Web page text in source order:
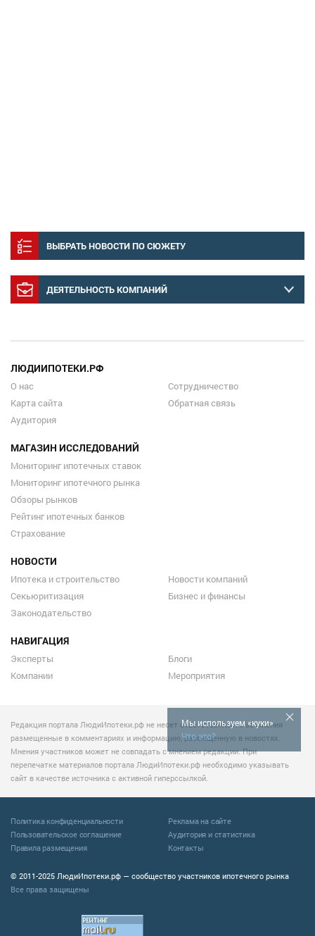
ВЫБРАТЬ НОВОСТИ ПО СЮЖЕТУ
ДЕЯТЕЛЬНОСТЬ КОМПАНИЙ
Мы используем «куки»
Что это?
ЛЮДИИПОТЕКИ.РФ
О нас
Карта сайта
Аудитория
Сотрудничество
Обратная связь
МАГАЗИН ИССЛЕДОВАНИЙ
Мониторинг ипотечных ставок
Мониторинг ипотечного рынка
Обзоры рынков
Рейтинг ипотечных банков
Страхование
НОВОСТИ
Ипотека и строительство
Секьюритизация
Законодательство
Новости компаний
Бизнес и финансы
НАВИГАЦИЯ
Эксперты
Компании
Блоги
Мероприятия
Редакция портала ЛюдиИпотеки.рф не несет ответственности за мнения
размещенные в комментариях и информацию, размещенную в новостях.
Мнения участников может не совпадать с мнением редакции. При
перепечатке материалов портала ЛюдиИпотеки.рф необходимо указывать
сайт в качестве источника с активной гиперссылкой.
© 2011-2025 ЛюдиИпотеки.рф — сообщество участников ипотечного рынка
Все права защищены
Политика конфиденциальности
Пользовательское соглашение
Правила размещения
Реклама на сайте
Аудитория и статистика
Контакты